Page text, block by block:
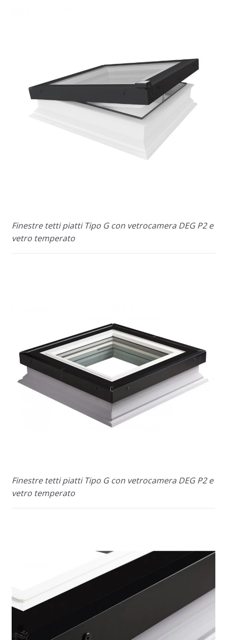
Finestre tetti piatti Tipo G con vetrocamera DEG P2 e
vetro temperato
Finestre tetti piatti Tipo G con vetrocamera DEG P2 e
vetro temperato